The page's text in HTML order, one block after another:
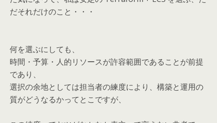
だそれだけのこと・・・
何を選ぶにしても、
時間・予算・人的リソースが許容範囲であることが前提
であり、
選択の余地としては担当者の練度により、構築と運用の
質がどうなるかってとこですが、